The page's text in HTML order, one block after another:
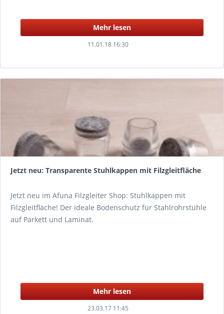
Mehr lesen
11.01.18 16:30
Jetzt neu: Transparente Stuhlkappen mit Filzgleitfläche
Jetzt neu im Afuna Filzgleiter Shop: Stuhlkappen mit
Filzgleitfläche! Der ideale Bodenschutz für Stahlrohrstühle
auf Parkett und Laminat.
Mehr lesen
23.03.17 11:45